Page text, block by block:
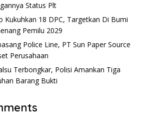
Status Plt
18 DPC, Targetkan Di Bumi
Pemilu 2029
Police Line, PT Sun Paper Source
Perusahaan
Terbongkar, Polisi Amankan Tiga
Barang Bukti